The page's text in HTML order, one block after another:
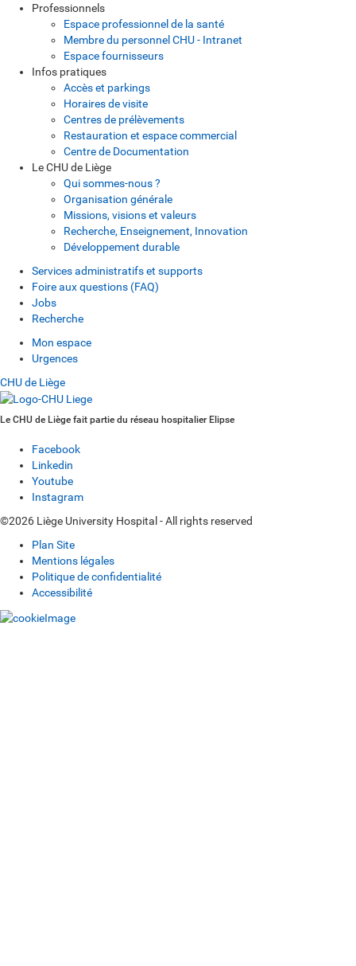
Professionnels
Espace professionnel de la santé
Membre du personnel CHU - Intranet
Espace fournisseurs
Infos pratiques
Accès et parkings
Horaires de visite
Centres de prélèvements
Restauration et espace commercial
Centre de Documentation
Le CHU de Liège
Qui sommes-nous ?
Organisation générale
Missions, visions et valeurs
Recherche, Enseignement, Innovation
Développement durable
Services administratifs et supports
Foire aux questions (FAQ)
Jobs
Recherche
Mon espace
Urgences
CHU de Liège
Le CHU de Liège fait partie du réseau hospitalier Elipse
Facebook
Linkedin
Youtube
Instagram
©2026 Liège University Hospital - All rights reserved
Plan Site
Mentions légales
Politique de confidentialité
Accessibilité